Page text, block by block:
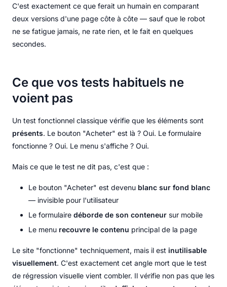
C'est exactement ce que ferait un humain en comparant
deux versions d'une page côte à côte — sauf que le robot
ne se fatigue jamais, ne rate rien, et le fait en quelques
secondes.
Ce que vos tests habituels ne
voient pas
Un test fonctionnel classique vérifie que les éléments sont
présents. Le bouton "Acheter" est là ? Oui. Le formulaire
fonctionne ? Oui. Le menu s'affiche ? Oui.
Mais ce que le test ne dit pas, c'est que :
Le bouton "Acheter" est devenu blanc sur fond blanc
— invisible pour l'utilisateur
Le formulaire déborde de son conteneur sur mobile
Le menu recouvre le contenu principal de la page
Le site "fonctionne" techniquement, mais il est inutilisable
visuellement. C'est exactement cet angle mort que le test
de régression visuelle vient combler. Il vérifie non pas que les